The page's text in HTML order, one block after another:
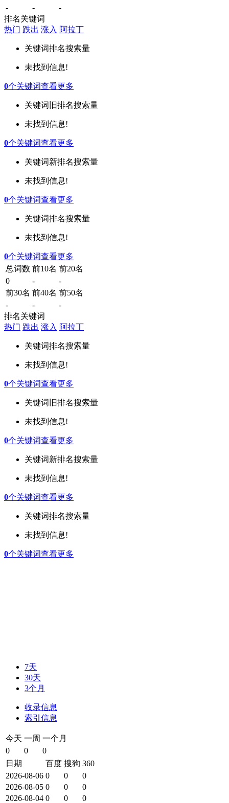
- -
-
排名关键词
热门 跌出 涨入 阿拉丁
关键词排名搜索量
未找到信息!
0个关键词查看更多
关键词 旧排名搜索量
未找到信息!
0个关键词查看更多
关键词新排名搜索量
未找到信息!
0个关键词查看更多
关键词排名搜索量
未找到信息!
0个关键词查看更多
总词数 前10名 前20名
0
-
-
前30名 前40名 前50名
-
-
-
排名关键词
热门 跌出 涨入 阿拉丁
关键词排名搜索量
未找到信息!
0个关键词查看更多
关键词 旧排名搜索量
未找到信息!
0个关键词查看更多
关键词新排名搜索量
未找到信息!
0个关键词查看更多
关键词排名搜索量
未找到信息!
0个关键词查看更多
7天
30天
3个月
收录信息
索引信息
今天 一周 一个月
0
0
0
日期
百度 搜狗 360
2026-08-06 0 0
0
2026-08-05 0 0
0
2026-08-04 0 0
0